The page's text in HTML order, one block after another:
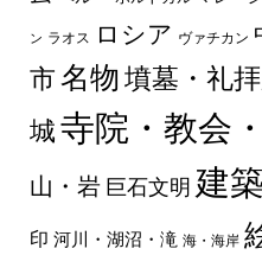
ン ラオス ロシア ヴァチカン
市 名物 墳墓・礼
城 寺院・教会
山・岩 巨石文明 建
印 河川・湖沼・滝 海・海岸